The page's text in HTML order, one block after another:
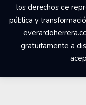
los derechos de
pública y
gratuitamente a